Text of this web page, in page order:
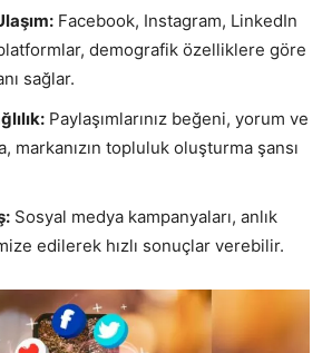
Facebook, Instagram, LinkedIn
demografik özelliklere göre
sağlar.
Paylaşımlarınız beğeni, yorum ve
markanızın topluluk oluşturma şansı
Sosyal medya kampanyaları, anlık
edilerek hızlı sonuçlar verebilir.